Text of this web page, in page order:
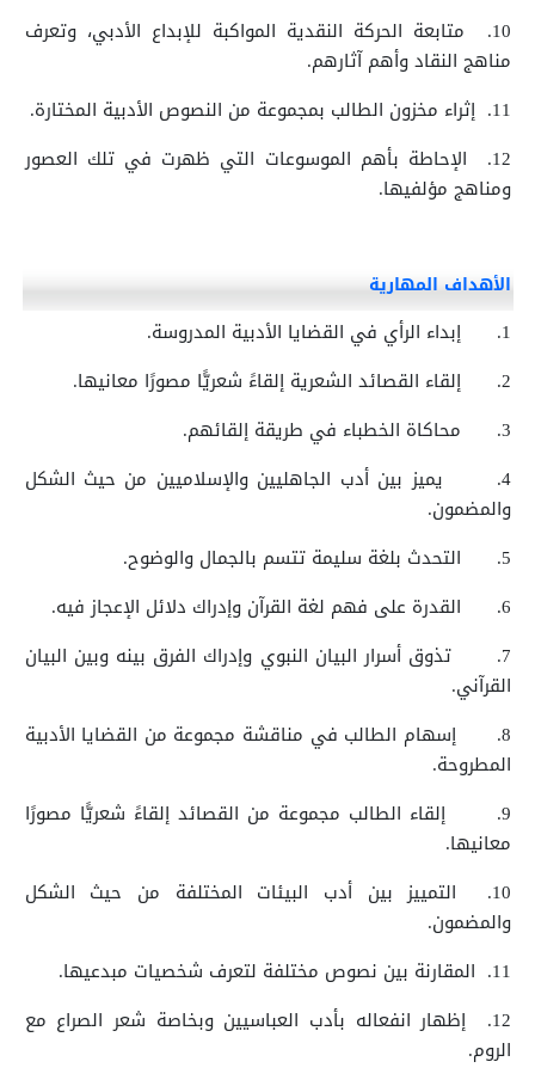
10.
متابعة الحركة النقدية المواكبة للإبداع الأدبي، وتعرف
مناهج النقاد وأهم آثارهم.
11. إثراء مخزون الطالب بمجموعة من النصوص الأدبية المختارة.
12.
الإحاطة بأهم الموسوعات التي ظهرت في تلك العصور
ومناهج مؤلفيها.
الأهداف المهارية
1.
إبداء الرأي في القضايا الأدبية المدروسة.
2.
إلقاء القصائد الشعرية إلقاءً شعريًّا مصورًا معانيها.
3.
محاكاة الخطباء في طريقة إلقائهم.
4.
يميز بين أدب الجاهليين والإسلاميين من حيث الشكل
والمضمون.
5.
التحدث بلغة سليمة تتسم بالجمال والوضوح.
6.
القدرة على فهم لغة القرآن وإدراك دلائل الإعجاز فيه.
7.
تذوق أسرار البيان النبوي وإدراك الفرق بينه وبين البيان
القرآني.
8.
إسهام الطالب في مناقشة مجموعة من القضايا الأدبية
المطروحة.
9.
إلقاء الطالب مجموعة من القصائد إلقاءً شعريًّا مصورًا
معانيها.
10.
التمييز بين أدب البيئات المختلفة من حيث الشكل
والمضمون.
11. المقارنة بين نصوص مختلفة لتعرف شخصيات مبدعيها.
12.
إظهار انفعاله بأدب العباسيين وبخاصة شعر الصراع مع
الروم.